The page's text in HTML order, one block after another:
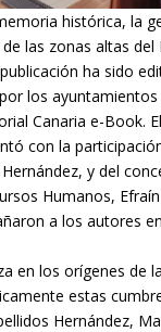
histórica, la
las zonas altas del
ha sido
los ayuntamientos
Canaria e-Book.
con la
y del
Humanos,
a los autores
en los orígenes de
estas
Hernández,